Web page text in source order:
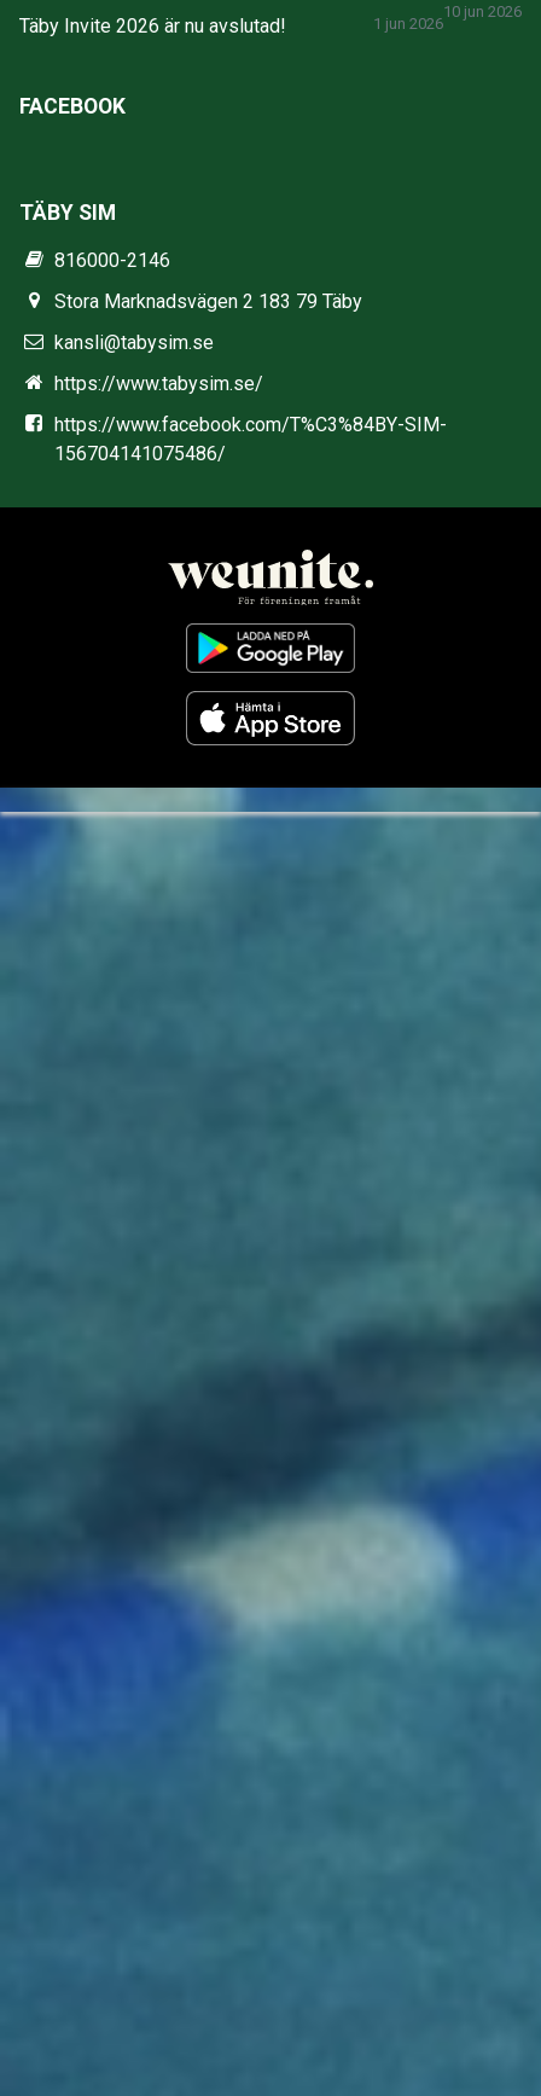
10 jun 2026
Täby Invite 2026 är nu avslutad! 1 jun 2026
FACEBOOK
TÄBY SIM
816000-2146
Stora Marknadsvägen 2 183 79 Täby
kansli@tabysim.se
https://www.tabysim.se/
https://www.facebook.com/T%C3%84BY-SIM-
156704141075486/